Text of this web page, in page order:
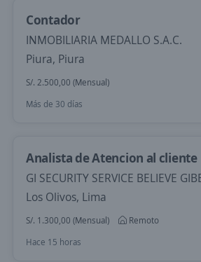
Contador
INMOBILIARIA MEDALLO S.A.C.
Piura, Piura
S/. 2.500,00 (Mensual)
Más de 30 días
Analista de Atencion al cliente
GI SECURITY SERVICE BELIEVE
Los Olivos, Lima
S/. 1.300,00 (Mensual)
Remoto
Hace 15 horas